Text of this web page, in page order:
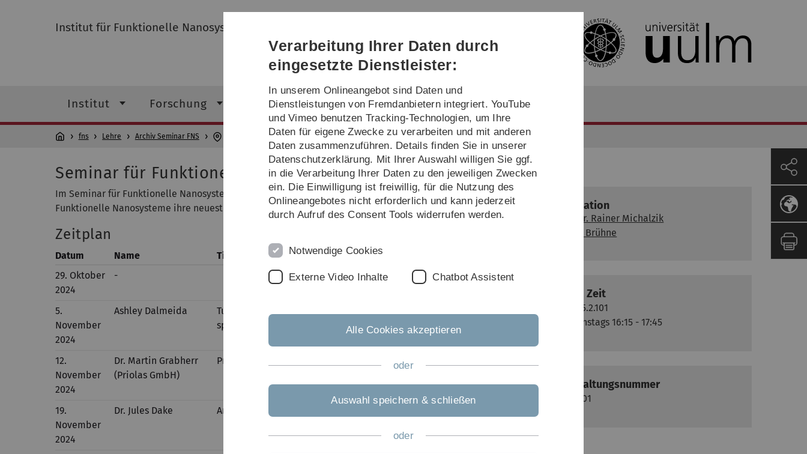
Direkt
Direkt
Direkt
(Sprache,
Drucken,
Social
Direkt
Direkt
Institut für Funktionelle Nanosysteme
Institut Forschung Lehre
fns Lehre Archiv Seminar FNS Seminar für funktionelle Nanosysteme WS2024/25
Seminar für Funktionelle Nanosysteme
Im Seminar für Funktionelle Nanosysteme stellen die Post-Docs und Doktoranden des Instituts für
Funktionelle Nanosysteme ihre neuesten Forschungsergebnisse vor.
Zeitplan
Datum Name
Titel
29. Oktober
2024
-
5.
November
2024
Ashley Dalmeida
Tuning magnetization of ferrimagnetc TbFe thin films for
spintronics
12.
November
2024
Dr. Martin Grabherr
(Priolas GmbH)
Priolas GmbH - VCSEL technology, applications & market
19.
November
2024
Dr. Jules Dake Analyzing Grain Growth in 3D
Organisation
Prof. Dr. Rainer Michalzik
Dr. Kai Brühne
Raum & Zeit
Raum: 45.2.101
Zeit: Dienstags 16:15 - 17:45
Veranstaltungsnummer
ENGFN 101
Verarbeitung Ihrer Daten durch
eingesetzte Dienstleister:
In unserem Onlineangebot sind Daten und
Dienstleistungen von Fremdanbietern integriert. YouTube
und Vimeo benutzen Tracking-Technologien, um Ihre
Daten für eigene Zwecke zu verarbeiten und mit anderen
Daten zusammenzuführen. Details finden Sie in unserer
Datenschutzerklärung. Mit Ihrer Auswahl willigen Sie ggf.
in die Verarbeitung Ihrer Daten zu den jeweiligen Zwecken
ein. Die Einwilligung ist freiwillig, für die Nutzung des
Onlineangebotes nicht erforderlich und kann jederzeit
durch Aufruf des Consent Tools widerrufen werden.
Notwendige Cookies
Externe Video Inhalte Chatbot Assistent
Alle Cookies akzeptieren
oder
Auswahl speichern & schließen
oder